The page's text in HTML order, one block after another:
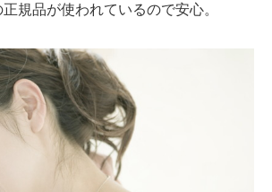
規品が使われているので安心。